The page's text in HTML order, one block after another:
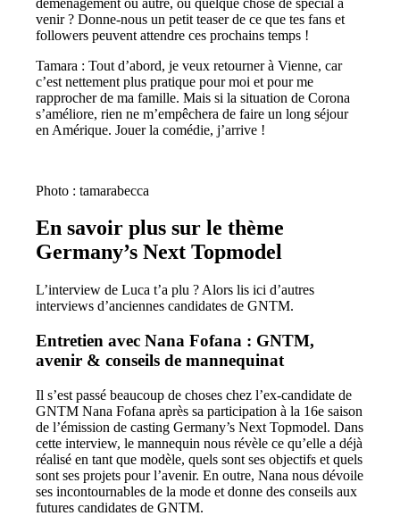
venir ? Donne-nous un petit teaser de ce que tes fans et
followers peuvent attendre ces prochains temps !
Tamara : Tout d’abord, je veux retourner à Vienne, car
c’est nettement plus pratique pour moi et pour me
rapprocher de ma famille. Mais si la situation de Corona
s’améliore, rien ne m’empêchera de faire un long séjour
en Amérique. Jouer la comédie, j’arrive !
Photo : tamarabecca
En savoir plus sur le thème
Germany’s Next Topmodel
L’interview de Luca t’a plu ? Alors lis ici d’autres
interviews d’anciennes candidates de GNTM.
Entretien avec Nana Fofana : GNTM,
avenir & conseils de mannequinat
Il s’est passé beaucoup de choses chez l’ex-candidate de
GNTM Nana Fofana après sa participation à la 16e saison
de l’émission de casting Germany’s Next Topmodel. Dans
cette interview, le mannequin nous révèle ce qu’elle a déjà
réalisé en tant que modèle, quels sont ses objectifs et quels
sont ses projets pour l’avenir. En outre, Nana nous dévoile
ses incontournables de la mode et donne des conseils aux
futures candidates de GNTM.